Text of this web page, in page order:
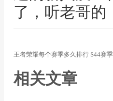
了，听老哥的
王者荣耀每个赛季多久排行 S44赛
相关文章